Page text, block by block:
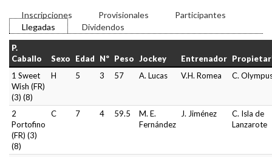
Inscripciones Provisionales
Participantes
Llegadas
Dividendos
P.
Caballo
Sexo Edad Nº Peso Jockey Entrenador
1 Sweet
Wish (FR)
(3) (8)
H 5 3 57 A. Lucas V.H. Romea C.
2
Portofino
(FR) (3)
(8)
C 7 4 59.5
M. E.
Fernández
J. Jiménez
C. Isla de
Lanzarote